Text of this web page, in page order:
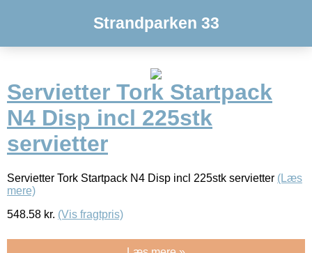
Strandparken 33
Servietter Tork Startpack
N4 Disp incl 225stk
servietter
Servietter Tork Startpack N4 Disp incl 225stk servietter (Læs
mere)
548.58 kr. (Vis fragtpris)